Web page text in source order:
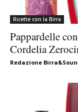
Ricette con la Birra
Pappardelle
Cordelia
Redazione